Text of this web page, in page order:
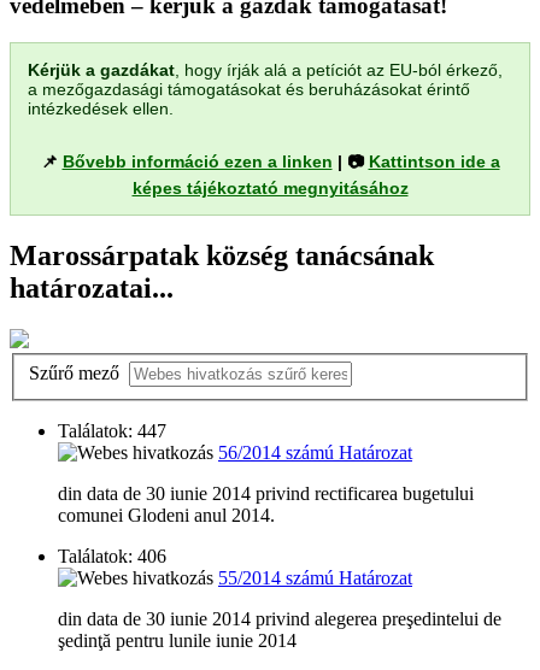
védelmében – kérjük a gazdák támogatását!
Kérjük a gazdákat , hogy írják alá a petíciót az EU-ból érkező,
a mezőgazdasági támogatásokat és beruházásokat érintő
intézkedések ellen.
📌 Bővebb információ ezen a linken | 📷 Kattintson ide a
képes tájékoztató megnyitásához
Marossárpatak község tanácsának
határozatai...
Szűrő mező
Találatok: 447
56/2014 számú Határozat
din data de 30 iunie 2014 privind rectificarea bugetului
comunei Glodeni anul 2014.
Találatok: 406
55/2014 számú Határozat
din data de 30 iunie 2014 privind alegerea preşedintelui de
şedinţă pentru lunile iunie 2014